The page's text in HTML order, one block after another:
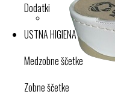
Dodatki
USTNA HIGIENA
Medzobne ščetke
Zobne ščetke